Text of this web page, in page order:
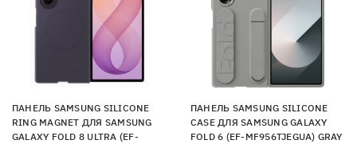
ПАНЕЛЬ SAMSUNG SILICONE
RING MAGNET ДЛЯ SAMSUNG
GALAXY FOLD 8 ULTRA (EF-
ПАНЕЛЬ SAMSUNG SILICONE
CASE ДЛЯ SAMSUNG GALAXY
FOLD 6 (EF-MF956TJEGUA) GRAY